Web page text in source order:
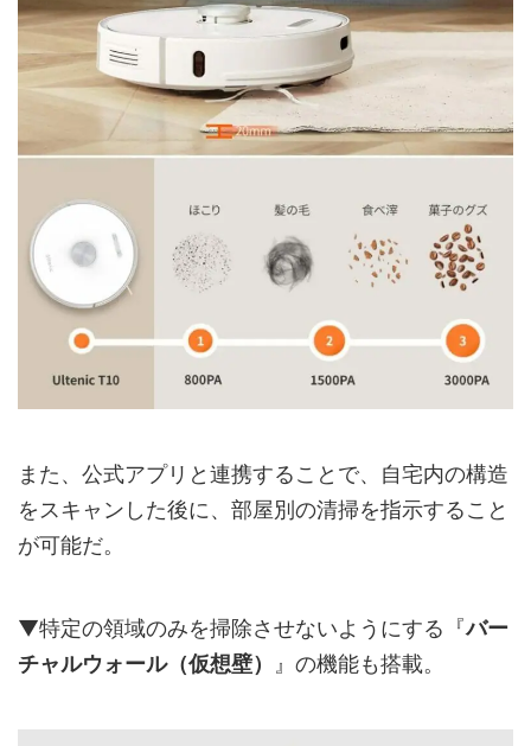
また、公式アプリと連携することで、自宅内の構造
をスキャンした後に、部屋別の清掃を指示すること
が可能だ。
▼特定の領域のみを掃除させないようにする『バー
チャルウォール（仮想壁） 』の機能も搭載。